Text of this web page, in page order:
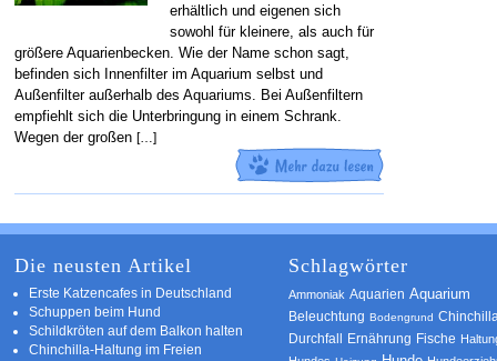
erhältlich und eigenen sich
sowohl für kleinere, als auch für
größere Aquarienbecken. Wie der Name schon sagt,
befinden sich Innenfilter im Aquarium selbst und
Außenfilter außerhalb des Aquariums. Bei Außenfiltern
empfiehlt sich die Unterbringung in einem Schrank.
Wegen der großen […]
Die neusten Artikel
Erste Katzencafes in Deutschland
Schuppen beim Hund
Schildkröten auf dem Balkon halten
Chinchilla-Haltung im Freien
Schlagwörter
Ammoniak Aquarien Aquarium
Beleuchtung Bodengrund
Durchfall Ernährung Fische